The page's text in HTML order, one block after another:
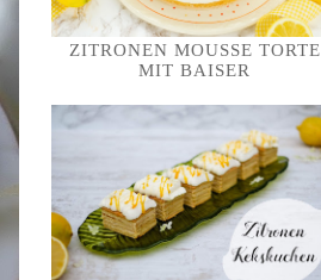
ZITRONEN MOUSSE TORTE
MIT BAISER